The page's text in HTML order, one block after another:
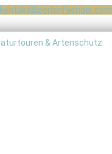
kontakt@perlenfaenger.com